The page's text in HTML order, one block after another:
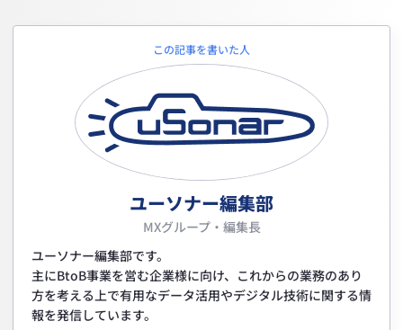
この記事を書いた人
ユーソナー編集部
MXグループ・編集長
ユーソナー編集部です。
主にBtoB事業を営む企業様に向け、これからの業務のあり
方を考える上で有用なデータ活用やデジタル技術に関する情
報を発信しています。